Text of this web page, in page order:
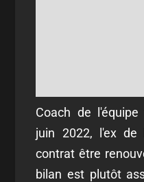
Coach de
juin 2022, l'ex
contrat être
bilan est plutôt